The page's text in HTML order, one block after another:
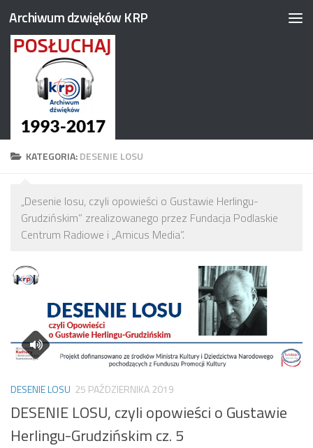
Przejdź do treści
Archiwum dzwięków KRP
KATEGORIA:DESENIE LOSU
„Desenie losu, czyli opowieści o Gustawie Herlingu-
Grudzińskim” zrealizowanego przez Fundacja Podlaskie
Centrum Radiowe i „Amicus Media”.
DESENIE LOSU 25 PAŹDZIERNIKA 2019
DESENIE LOSU, czyli opowieści o Gustawie
Herlingu-Grudzińskim cz. 5